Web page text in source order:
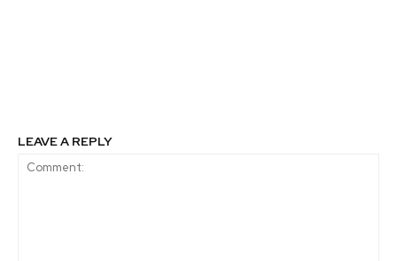
LEAVE A REPLY